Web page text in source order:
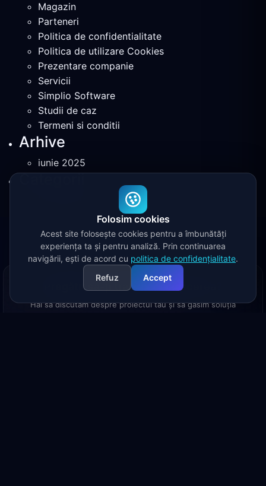
Magazin
Parteneri
Politica de confidentialitate
Politica de utilizare Cookies
Prezentare companie
Servicii
Simplio Software
Studii de caz
Termeni si conditii
Arhive
iunie 2025
Categorii
Pregătit să-ți transformi afacerea?
Hai să discutăm despre proiectul tău și să găsim soluția
Folosim cookies
Acest site folosește cookies pentru a îmbunătăți
experiența ta și pentru analiză. Prin continuarea
navigării, ești de acord cu politica de confidențialitate.
Refuz
Accept